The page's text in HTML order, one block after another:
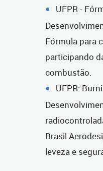
UFPR -
Fórmula para
participando
combustão.
UFPR:
Brasil
leveza e